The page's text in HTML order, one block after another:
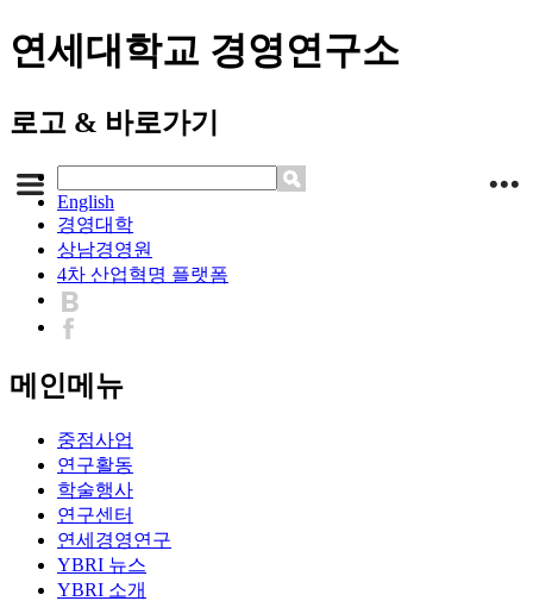
연세대학교 경영연구소
로고 & 바로가기
English
경영대학
상남경영원
4차 산업혁명 플랫폼
메인메뉴
중점사업
연구활동
학술행사
연구센터
연세경영연구
YBRI 뉴스
YBRI 소개